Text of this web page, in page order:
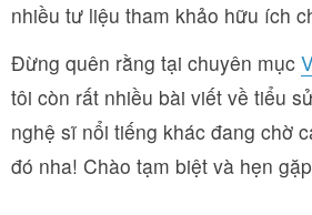
nhiều tư liệu tham khảo hữu ích
Đừng quên rằng tại chuyên mục
tôi còn rất nhiều bài viết về tiểu
nghệ sĩ nổi tiếng khác đang chờ
đó nha! Chào tạm biệt và hẹn